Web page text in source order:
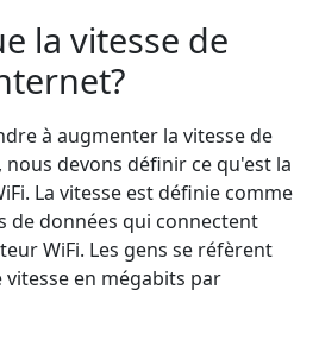
la vitesse de
à augmenter la vitesse de
devons définir ce qu'est la
La vitesse est définie comme
de données qui connectent
WiFi. Les gens se réfèrent
en mégabits par